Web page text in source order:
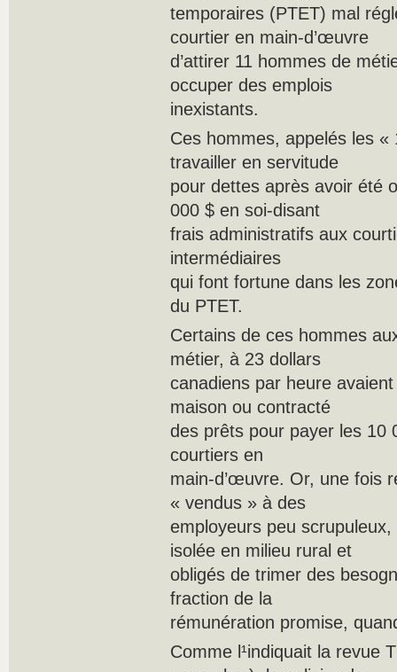
temporaires (PTET) mal
courtier en main-d’œuvre
d’attirer 11 hommes de
occuper des emplois
inexistants.
Ces hommes, appelés les «
travailler en servitude
pour dettes après avoir été
000 $ en soi-disant
frais administratifs aux
intermédiaires
qui font fortune dans les
du PTET.
Certains de ces hommes
métier, à 23 dollars
canadiens par heure
maison ou contracté
des prêts pour payer les 10
courtiers en
main-d’œuvre. Or, une fois
« vendus » à des
employeurs peu
isolée en milieu rural et
obligés de trimer des
fraction de la
rémunération promise,
Comme l¹indiquait la revue